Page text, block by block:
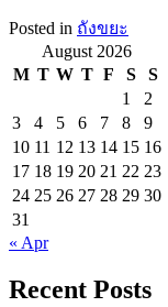
Posted in ถังขยะ
August 2026
M T W T F S
S
1
2
3
4 5 6 7 8
9
10 11 12 13 14 15 16
17 18 19 20 21 22 23
24 25 26 27 28 29 30
31
« Apr
Recent Posts